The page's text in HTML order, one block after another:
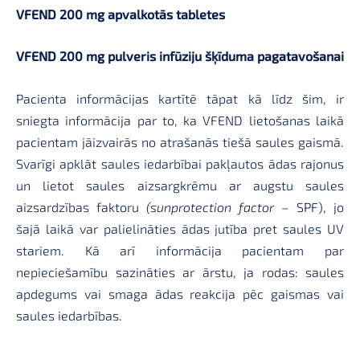
VFEND 200 mg apvalkotās tabletes
VFEND 200 mg pulveris infūziju šķīduma pagatavošanai
Pacienta informācijas kartītē tāpat kā līdz šim, ir
sniegta informācija par to, ka VFEND lietošanas laikā
pacientam jāizvairās no atrašanās tiešā saules gaismā.
Svarīgi apklāt saules iedarbībai pakļautos ādas rajonus
un lietot saules aizsargkrēmu ar augstu saules
aizsardzības faktoru (sunprotection factor– SPF), jo
šajā laikā var palielināties ādas jutība pret saules UV
stariem. Kā arī informācija pacientam par
nepieciešamību sazināties ar ārstu, ja rodas: saules
apdegums vai smaga ādas reakcija pēc gaismas vai
saules iedarbības.